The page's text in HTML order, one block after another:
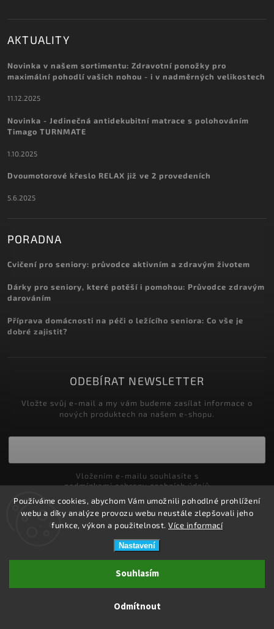
Používáme cookies, abychom Vám umožnili pohodlné prohlížení
webu a díky analýze provozu webu neustále zlepšovali jeho
funkce, výkon a použitelnost. Více informací
Nastavení
Odmítnout
Souhlasím
AKTUALITY
Novinka v našem sortimentu: Zdravotní ponožky pro
maximální pohodlí vašich nohou - i v nadměrných velikostech
11.12.2025
Novinka - Jedinečná antidekubitní matrace s polohováním
Timago TURNMATE
1.10.2025
Dvoumotorové křeslo RELAX již ve 2 provedeních
5.6.2025
PORADNA
Cvičení pro seniory: průvodce aktivním a zdravým životem
Dárky pro seniory, které potěší i pomohou: Průvodce zdravým
darováním
Příprava domácnosti na péči o ležícího seniora: Co vše je
dobré zajistit?
ODEBÍRAT NEWSLETTER
Vložte svůj e-mail a my vám budeme zasílat informace o
nových produktech na našem e-shopu.
podmínkami ochrany osobních údajů
Přihlásit se
ZDRAVOTNÍ POTŘEBY DRDLOVÁ
Upravit nastavení cookies